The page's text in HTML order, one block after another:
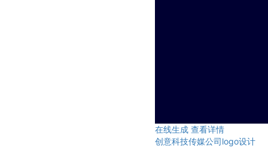
在线生成 查看详情
创意科技传媒公司logo设计